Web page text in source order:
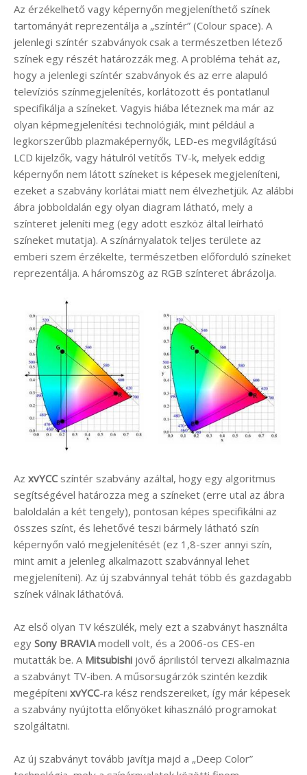
Az érzékelhető vagy képernyőn megjeleníthető színek
tartományát reprezentálja a „színtér” (Colour space). A
jelenlegi színtér szabványok csak a természetben létező
színek egy részét határozzák meg. A probléma tehát az,
hogy a jelenlegi színtér szabványok és az erre alapuló
televíziós színmegjelenítés, korlátozott és pontatlanul
specifikálja a színeket. Vagyis hiába léteznek ma már az
olyan képmegjelenítési technológiák, mint például a
legkorszerűbb plazmaképernyők, LED-es megvilágítású
LCD kijelzők, vagy hátulról vetítős TV-k, melyek eddig
képernyőn nem látott színeket is képesek megjeleníteni,
ezeket a szabvány korlátai miatt nem élvezhetjük. Az alábbi
ábra jobboldalán egy olyan diagram látható, mely a
színteret jeleníti meg (egy adott eszköz által leírható
színeket mutatja). A színárnyalatok teljes területe az
emberi szem érzékelte, természetben előforduló színeket
reprezentálja. A háromszög az RGB színteret ábrázolja.
Az xvYCCszíntér szabvány azáltal, hogy egy algoritmus
segítségével határozza meg a színeket (erre utal az ábra
baloldalán a két tengely), pontosan képes specifikálni az
összes színt, és lehetővé teszi bármely látható szín
képernyőn való megjelenítését (ez 1,8-szer annyi szín,
mint amit a jelenleg alkalmazott szabvánnyal lehet
megjeleníteni). Az új szabvánnyal tehát több és gazdagabb
színek válnak láthatóvá.
Az első olyan TV készülék, mely ezt a szabványt használta
egy Sony BRAVIAmodell volt, és a 2006-os CES-en
mutatták be. A Mitsubishi jövő áprilistól tervezi alkalmaznia
a szabványt TV-iben. A műsorsugárzók szintén kezdik
megépíteni xvYCC-ra kész rendszereiket, így már képesek
a szabvány nyújtotta előnyöket kihasználó programokat
szolgáltatni.
Az új szabványt tovább javítja majd a „Deep Color”